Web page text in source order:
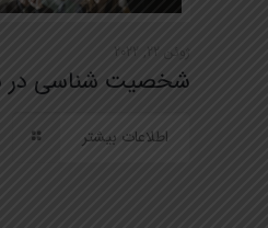
ژوئن 22, 2022
شخصیت شناسی در
اطلاعات بیشتر